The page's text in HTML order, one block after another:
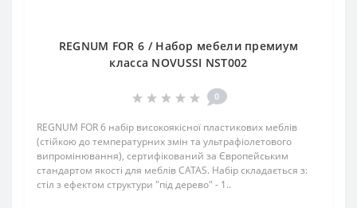
REGNUM FOR 6 / Набор мебели премиум
класса NOVUSSI NST002
0
REGNUM FOR 6 набір високоякісної пластикових меблів
(стійкою до температурних змін та ультрафіолетового
випромінювання), сертифікований за Європейським
стандартом якості для меблів CATAS. Набір складається з:
стіл з ефектом структури "під дерево" - 1..